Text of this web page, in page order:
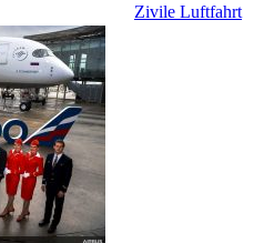
Zivile Luftfahrt